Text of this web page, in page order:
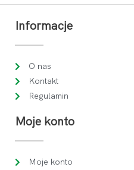
Informacje
O nas
Kontakt
Regulamin
Moje konto
Moje konto